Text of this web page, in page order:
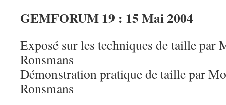
GEMFORUM 19 : 15 Mai 2004
Exposé sur les techniques de taille par
Ronsmans
Démonstration pratique de taille par
Ronsmans